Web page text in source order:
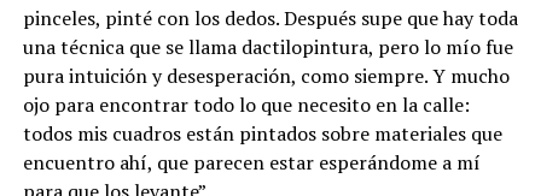
pinceles, pinté con los dedos. Después supe que hay toda
una técnica que se llama dactilopintura, pero lo mío fue
pura intuición y desesperación, como siempre. Y mucho
ojo para encontrar todo lo que necesito en la calle:
todos mis cuadros están pintados sobre materiales que
encuentro ahí, que parecen estar esperándome a mí